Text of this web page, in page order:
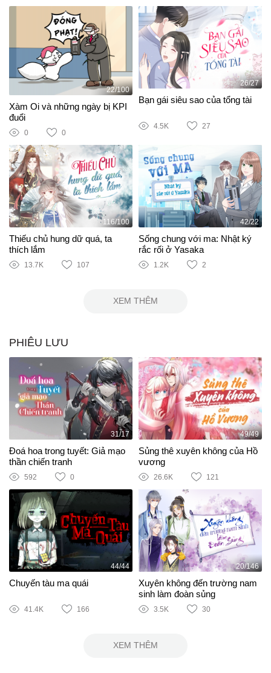
22/100
Xàm Oi và những ngày bị KPI
đuổi
0 0
26/27
Bạn gái siêu sao của tổng tài
4.5K 27
116/100
Thiếu chủ hung dữ quá, ta
thích lắm
13.7K 107
42/22
Sống chung với ma: Nhật ký
rắc rối ở Yasaka
1.2K 2
XEM THÊM
PHIÊU LƯU
31/17
Đoá hoa trong tuyết: Giả mạo
thần chiến tranh
592 0
49/49
Sủng thê xuyên không của Hồ
vương
26.6K 121
44/44
Chuyến tàu ma quái
41.4K 166
20/146
Xuyên không đến trường nam
sinh làm đoàn sủng
3.5K 30
XEM THÊM